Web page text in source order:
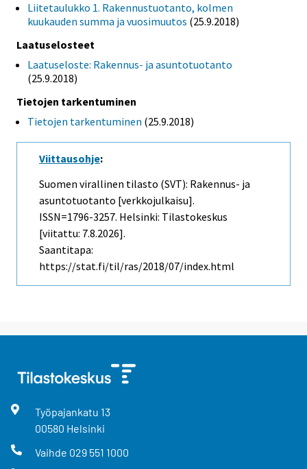
Liitetaulukko 1. Rakennustuotanto, kolmen
kuukauden summa ja vuosimuutos (25.9.2018)
Laatuselosteet
Laatuseloste: Rakennus- ja asuntotuotanto
(25.9.2018)
Tietojen tarkentuminen
Tietojen tarkentuminen (25.9.2018)
Viittausohje:
Suomen virallinen tilasto (SVT): Rakennus- ja
asuntotuotanto [verkkojulkaisu].
ISSN=1796-3257. Helsinki: Tilastokeskus
[viitattu: 7.8.2026].
Saantitapa:
https://stat.fi/til/ras/2018/07/index.html
Työpajankatu 13
00580 Helsinki
Vaihde 029 551 1000